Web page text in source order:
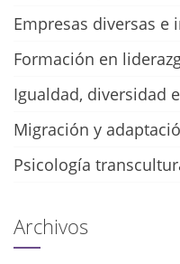
Empresas diversas e
Formación en
Igualdad, diversidad
Migración y
Psicología
Archivos